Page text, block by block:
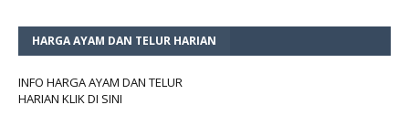
HARGA AYAM DAN TELUR HARIAN
INFO HARGA AYAM DAN TELUR
HARIAN KLIK DI SINI